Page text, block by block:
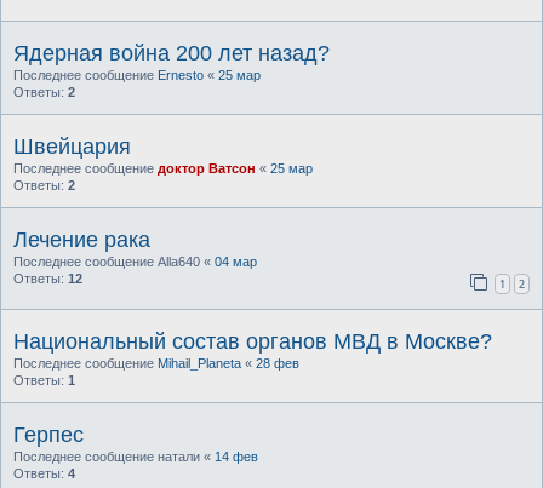
Ядерная война 200 лет назад?
Последнее сообщение Ernesto « 25 мар
Ответы: 2
Швейцария
Последнее сообщение доктор Ватсон « 25 мар
Ответы: 2
Лечение рака
Последнее сообщение Alla640 « 04 мар
Ответы: 12 1 2
Национальный состав органов МВД в Москве?
Последнее сообщение Mihail_Planeta « 28 фев
Ответы: 1
Герпес
Последнее сообщение натали « 14 фев
Ответы: 4